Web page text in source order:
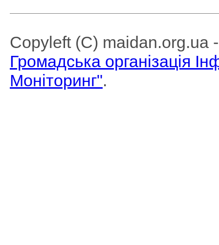
Copyleft (C) maidan.org.ua
Громадська організація
Моніторинг".